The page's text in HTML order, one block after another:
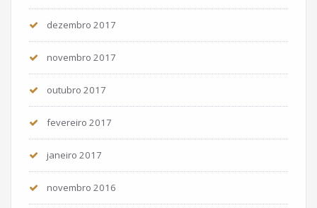
dezembro 2017
novembro 2017
outubro 2017
fevereiro 2017
janeiro 2017
novembro 2016